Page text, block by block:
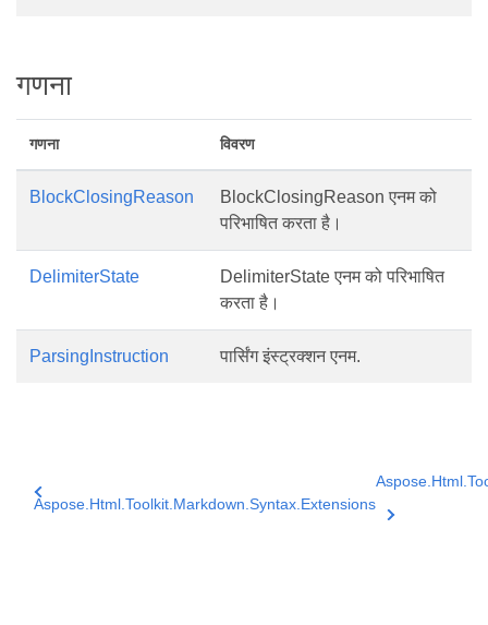
गणना
गणना विवरण
BlockClosingReason
BlockClosingReason एनम को
परिभाषित करता है।
DelimiterState
DelimiterState एनम को परिभाषित
करता है।
ParsingInstruction पार्सिंग इंस्ट्रक्शन एनम.
Aspose.Html.Toolkit.Markdown.Syntax.Extensions